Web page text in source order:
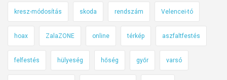
kresz-módosítás skoda rendszám Velencei-tó
hoax ZalaZONE online térkép aszfaltfestés
felfestés hülyeség hőség győr varsó